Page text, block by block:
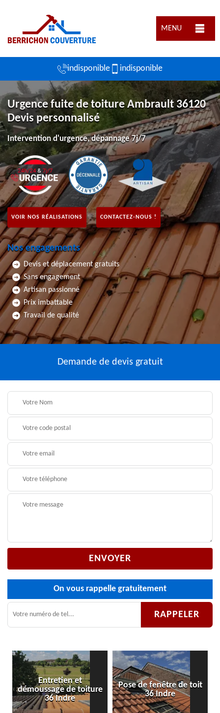
MENU
indisponible indisponible
Urgence fuite de toiture Ambrault 36120
Devis personnalisé
Intervention d'urgence, dépannage 7j/7
VOIR NOS RÉALISATIONS CONTACTEZ-NOUS !
Nos engagements
Devis et déplacement gratuits
Sans engagement
Artisan passionné
Prix imbattable
Travail de qualité
Demande de devis gratuit
On vous rappelle gratuitement
Entretien et
démoussage de toiture
36 Indre
Pose de fenêtre de toit
36 Indre